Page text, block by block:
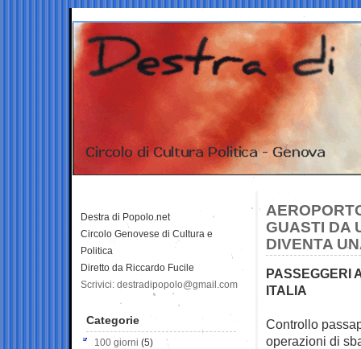
GUASTI DA
DIVENTA
PASSEGGERI
ITALIA
Controllo
operazioni di
Destra di Popolo.net
Circolo Genovese di Cultura e
Politica
Diretto da Riccardo Fucile
Scrivici: destradipopolo@gmail.com
Categorie
100 giorni (5)